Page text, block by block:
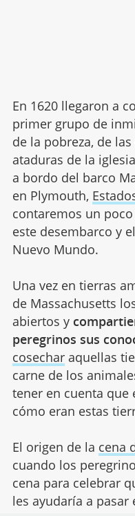
En 1620 llegaron a
primer grupo de
de la pobreza, de
ataduras de la
a bordo del barco
en Plymouth,
contaremos un
este desembarco y
Nuevo Mundo.
Una vez en tierras
de Massachusetts
abiertos y
peregrinos sus
cosecharaquellas
carne de los
tener en cuenta
cómo eran estas
El origen de la cena
cuando los
cena para celebrar
les ayudaría a pasar